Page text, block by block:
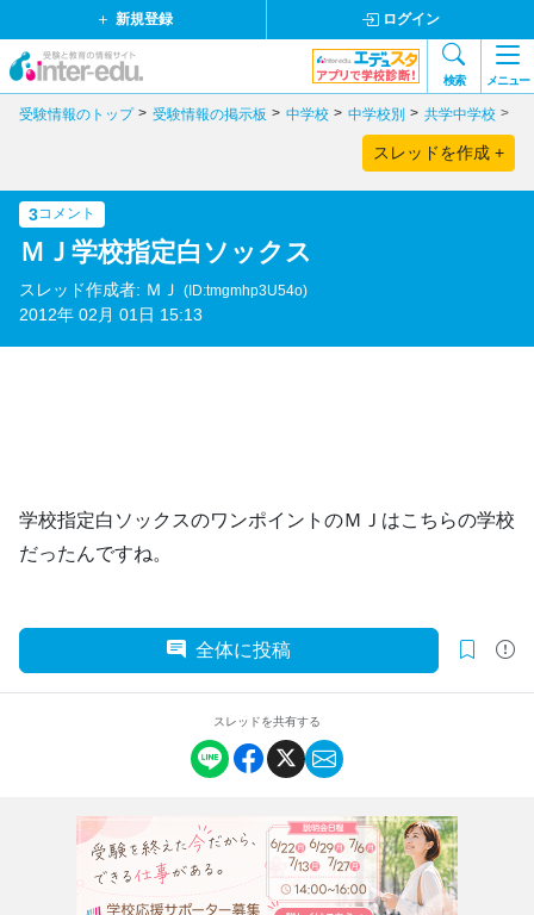
新規登録 ログイン
検索 メニュー
受験情報のトップ 受験情報の掲示板 中学校 中学校別 共学中学校
スレッドを作成 +
3コメント
ＭＪ学校指定白ソックス
スレッド作成者: ＭＪ (ID:tmgmhp3U54o)
2012年 02月 01日 15:13
学校指定白ソックスのワンポイントのＭＪはこちらの学校
だったんですね。
全体に投稿
スレッドを共有する